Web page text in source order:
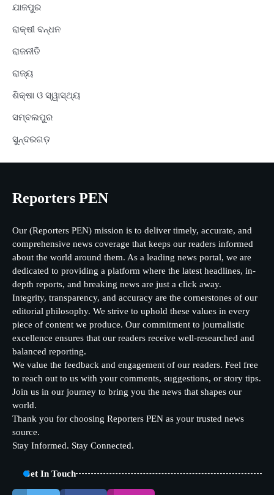
ଯାଜପୁର
ରାକ୍ଷୀ ବନ୍ଧନ
ରାଜନୀତି
ରାଜ୍ୟ
ଶିକ୍ଷା ଓ ସ୍ୱାସ୍ଥ୍ୟ
ସମ୍ବଲପୁର
ସୁନ୍ଦରଗଡ଼
Reporters PEN
Our (Reporters PEN) mission is to deliver timely, accurate, and
comprehensive news coverage that keeps our readers informed
about the world around them. As a leading news portal, we are
dedicated to providing a platform where the latest headlines, in-
depth reports, and breaking news are just a click away.
Integrity, transparency, and accuracy are the cornerstones of our
editorial philosophy. We strive to uphold these values in every
piece of content we produce. Our commitment to journalistic
excellence ensures that our readers receive well-researched and
balanced reporting.
We value the feedback and engagement of our readers. Feel free
to reach out to us with your comments, suggestions, or story tips.
Join us in our journey to bring you the news that shapes our
world.
Thank you for choosing Reporters PEN as your trusted news
source.
Stay Informed. Stay Connected.
Get In Touch